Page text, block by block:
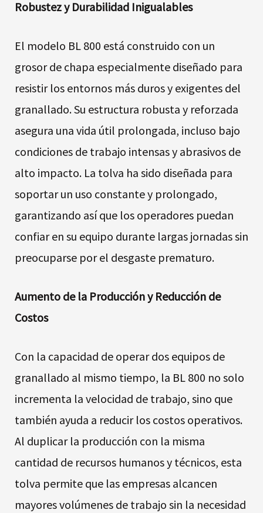
Robustez y Durabilidad Inigualables
El modelo BL 800 está construido con un
grosor de chapa especialmente diseñado para
resistir los entornos más duros y exigentes del
granallado. Su estructura robusta y reforzada
asegura una vida útil prolongada, incluso bajo
condiciones de trabajo intensas y abrasivos de
alto impacto. La tolva ha sido diseñada para
soportar un uso constante y prolongado,
garantizando así que los operadores puedan
confiar en su equipo durante largas jornadas sin
preocuparse por el desgaste prematuro.
Aumento de la Producción y Reducción de
Costos
Con la capacidad de operar dos equipos de
granallado al mismo tiempo, la BL 800 no solo
incrementa la velocidad de trabajo, sino que
también ayuda a reducir los costos operativos.
Al duplicar la producción con la misma
cantidad de recursos humanos y técnicos, esta
tolva permite que las empresas alcancen
mayores volúmenes de trabajo sin la necesidad